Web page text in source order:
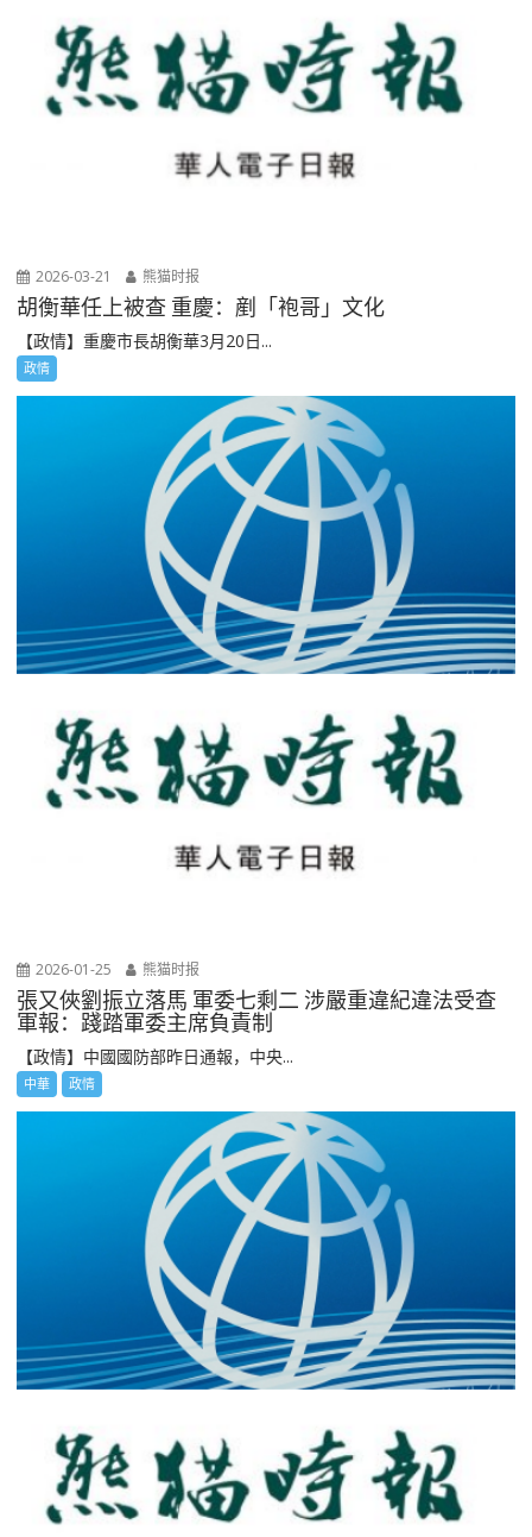
2026-03-21 熊猫时报
胡衡華任上被查 重慶：剷「袍哥」文化
【政情】重慶市長胡衡華3月20日...
政情
2026-01-25 熊猫时报
張又俠劉振立落馬 軍委七剩二 涉嚴重違紀違法受查
軍報：踐踏軍委主席負責制
【政情】中國國防部昨日通報，中央...
中華 政情